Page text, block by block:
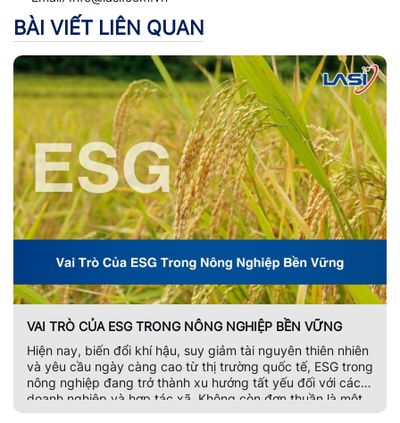
BÀI VIẾT LIÊN QUAN
VAI TRÒ CỦA ESG TRONG NÔNG NGHIỆP BỀN VỮNG
Hiện nay, biến đổi khí hậu, suy giảm tài nguyên thiên nhiên
và yêu cầu ngày càng cao từ thị trường quốc tế, ESG trong
nông nghiệp đang trở thành xu hướng tất yếu đối với các
doanh nghiệp và hợp tác xã. Không còn đơn thuần là một
bộ tiêu chí đánh giá phát […]